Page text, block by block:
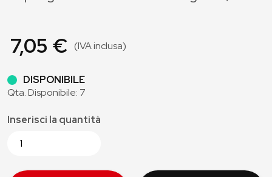
7,05 € (IVA inclusa)
DISPONIBILE
Qta. Disponibile: 7
Inserisci la quantità